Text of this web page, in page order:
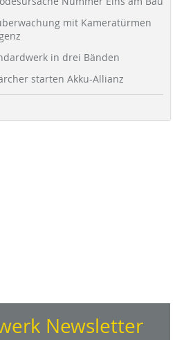
mit Kameratürmen
in drei Bänden
starten Akku-Allianz
Newsletter